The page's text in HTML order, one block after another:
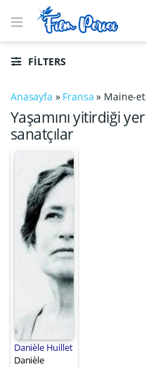
FILTERS
Anasayfa » Fransa » Maine-
Yaşamını yitirdiği
sanatçılar
Danièle Huillet
Danièle